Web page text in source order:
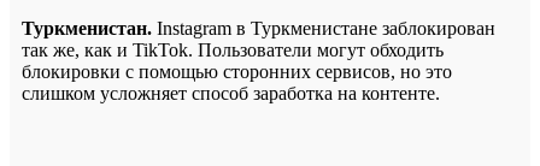
Туркменистан. Instagram в Туркменистане заблокирован
так же, как и TikTok. Пользователи могут обходить
блокировки с помощью сторонних сервисов, но это
слишком усложняет способ заработка на контенте.